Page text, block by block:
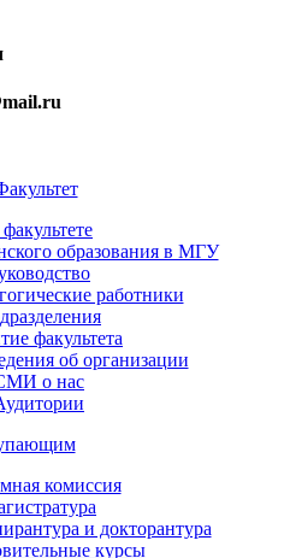
образования в МГУ
работники
факультета
об организации
о нас
комиссия
и докторантура
курсы